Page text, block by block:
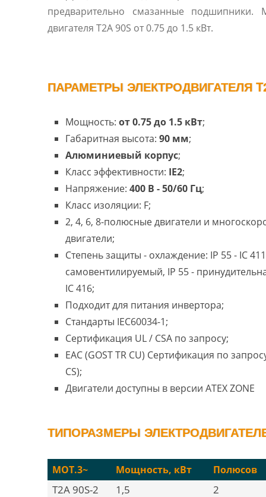
предварительно смазанные подшипники.
двигателя T2A 90S от 0.75 до 1.5 кВт.
ПАРАМЕТРЫ ЭЛЕКТРОДВИГАТЕЛЯ
Мощность: от 0.75 до 1.5 кВт;
Габаритная высота: 90 мм;
Алюминиевый корпус;
Класс эффективности: IE2;
Напряжение: 400 В - 50/60 Гц;
Класс изоляции: F;
2, 4, 6, 8-полюсные двигатели и
двигатели;
Степень защиты - охлаждение: IP 55 - IC 411
самовентилируемый, IP 55 -
IC 416;
Подходит для питания инвертора;
Стандарты IEC60034-1;
Сертификация UL / CSA по запросу;
EAC (GOST TR CU) Сертификация по
CS);
Двигатели доступны в версии ATEX ZONE
ТИПОРАЗМЕРЫ
MOT.3~ Мощность, кВт Полюсов
T2A 90S-2 1,5
2